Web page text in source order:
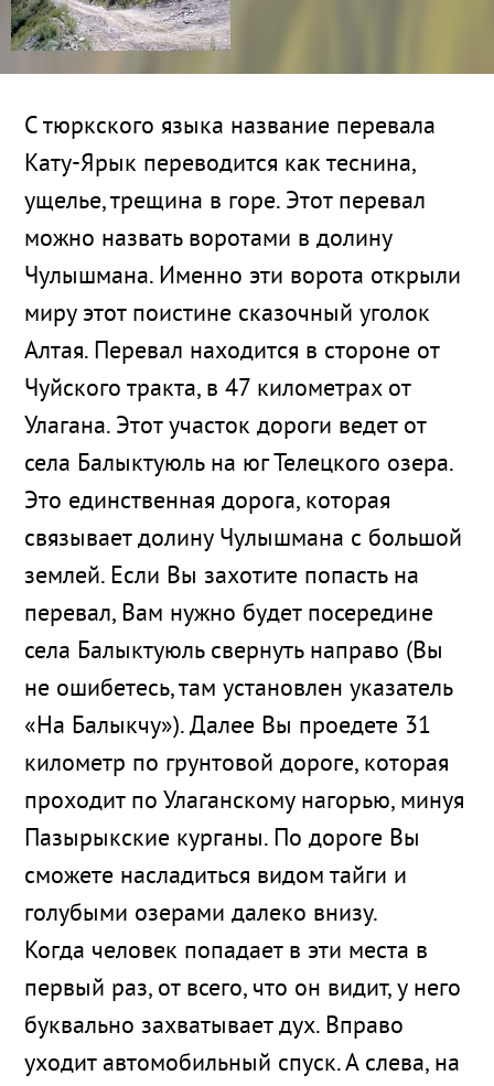
С тюркского языка название перевала
Кату-Ярык переводится как теснина,
ущелье, трещина в горе. Этот перевал
можно назвать воротами в долину
Чулышмана. Именно эти ворота открыли
миру этот поистине сказочный уголок
Алтая. Перевал находится в стороне от
Чуйского тракта, в 47 километрах от
Улагана. Этот участок дороги ведет от
села Балыктуюль на юг Телецкого озера.
Это единственная дорога, которая
связывает долину Чулышмана с большой
землей. Если Вы захотите попасть на
перевал, Вам нужно будет посередине
села Балыктуюль свернуть направо (Вы
не ошибетесь, там установлен указатель
«На Балыкчу»). Далее Вы проедете 31
километр по грунтовой дороге, которая
проходит по Улаганскому нагорью, минуя
Пазырыкские курганы. По дороге Вы
сможете насладиться видом тайги и
голубыми озерами далеко внизу.
Когда человек попадает в эти места в
первый раз, от всего, что он видит, у него
буквально захватывает дух. Вправо
уходит автомобильный спуск. А слева, на